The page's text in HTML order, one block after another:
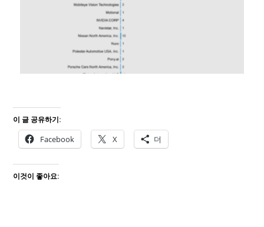
이 글 공유하기:
Facebook X 더
이것이 좋아요: